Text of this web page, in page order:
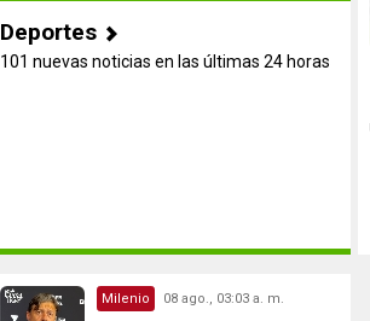
Deportes
101 nuevas noticias en las últimas 24 horas
Milenio 08 ago., 03:03 a. m.